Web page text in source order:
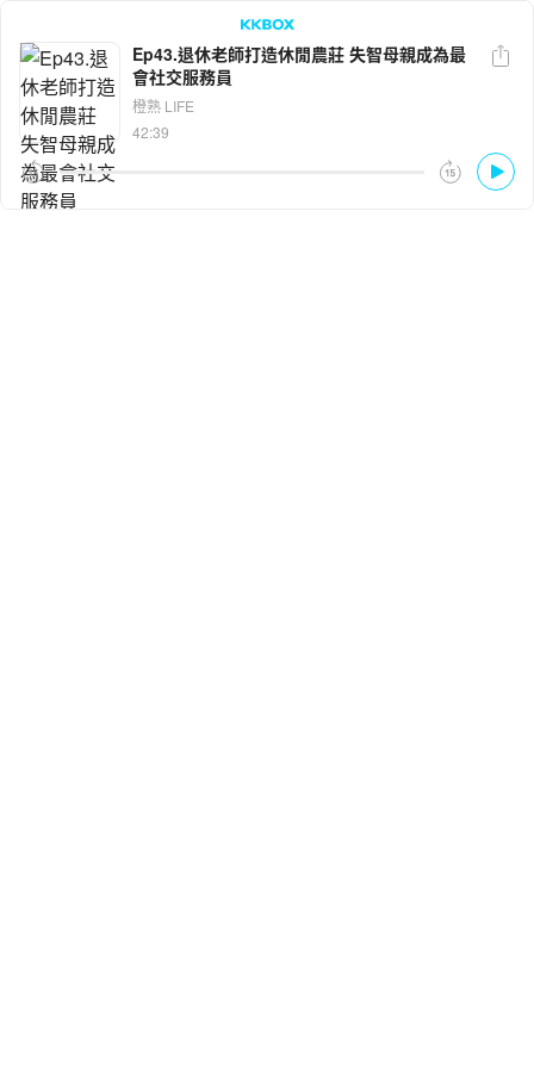
Ep43.退休老師打造休閒農莊 失智母親成為最
會社交服務員
橙熟 LIFE
42:39
LINE